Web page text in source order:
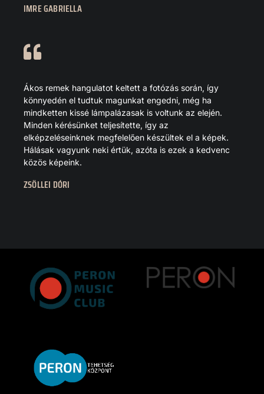
IMRE GABRIELLA
Ákos remek hangulatot keltett a fotózás során, így
könnyedén el tudtuk magunkat engedni, még ha
mindketten kissé lámpalázasak is voltunk az elején.
Minden kérésünket teljesítette, így az
elképzeléseinknek megfelelően készültek el a képek.
Hálásak vagyunk neki értük, azóta is ezek a kedvenc
közös képeink.
ZSÖLLEI DÓRI